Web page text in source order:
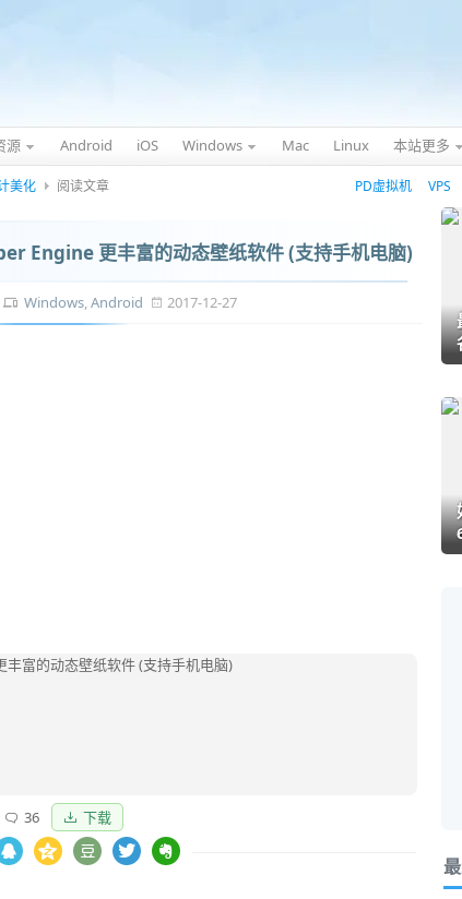
源 Android iOS Windows Mac Linux 本站更多
美化 阅读文章 PD虚拟机 VPS
Engine 更丰富的动态壁纸软件 (支持手机电脑)
Windows,Android 2017-12-27
36 下载